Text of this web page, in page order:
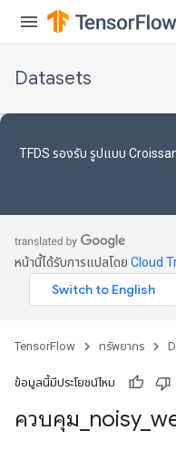
Datasets
TFDS รองรับ รูปแบบ
หน้านี้ได้รับการแปลโดย Cloud
TensorFlow ทรัพยากร
ข้อมูลนี้มีประโยชน์ไหม
ควบคุม noisy_